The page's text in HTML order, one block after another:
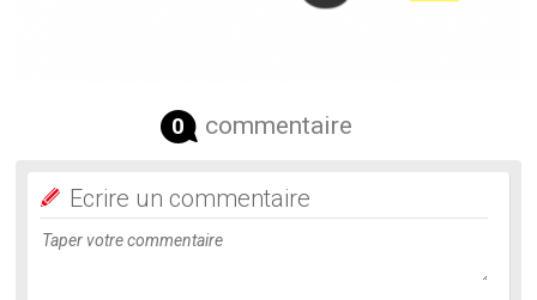
0 commentaire
Ecrire un commentaire